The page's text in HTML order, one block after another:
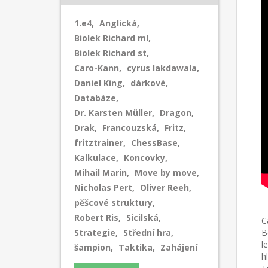
1.e4, Anglická,
Biolek Richard ml,
Biolek Richard st,
Caro-Kann, cyrus lakdawala,
Daniel King, dárkové,
Databáze,
Dr. Karsten Müller, Dragon,
Drak, Francouzská, Fritz,
fritztrainer, ChessBase,
Kalkulace, Koncovky,
Mihail Marin, Move by move,
Nicholas Pert, Oliver Reeh,
pěšcové struktury,
Robert Ris, Sicilská,
Strategie, Střední hra,
šampion, Taktika, Zahájení